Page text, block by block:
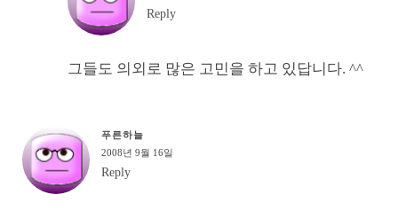
Reply
그들도 의외로 많은 고민을 하고 있답니다. ^^
푸른하늘
2008년 9월 16일
Reply